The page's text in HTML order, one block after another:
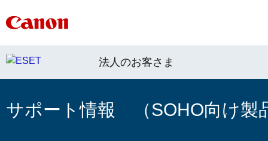
法人のお客さま
サポート情報 （SOHO向け製